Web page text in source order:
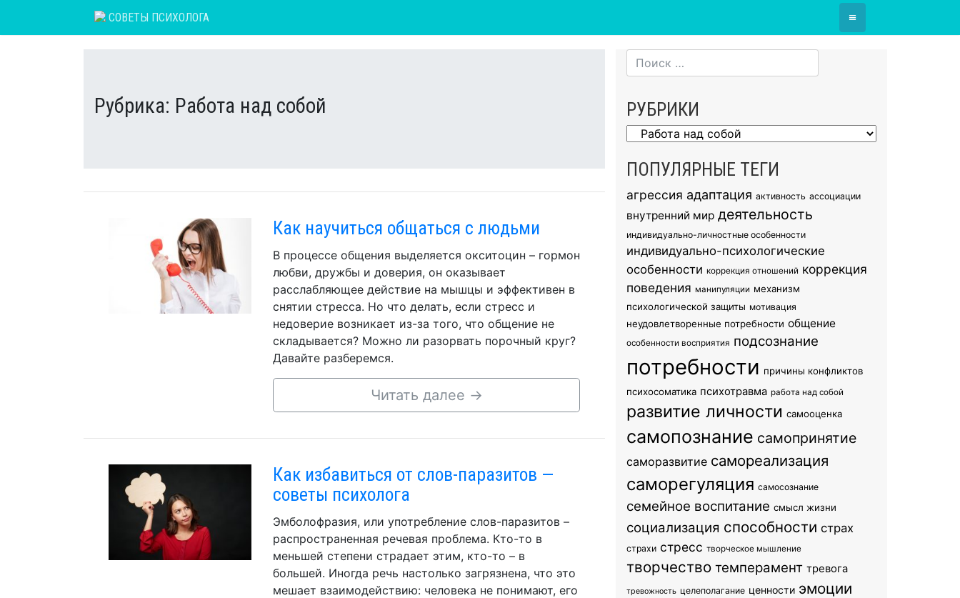
СОВЕТЫ ПСИХОЛОГА ≡
Рубрика: Работа над собой
Как научиться общаться с людьми
В процессе общения выделяется окситоцин – гормон
любви, дружбы и доверия, он оказывает
расслабляющее действие на мышцы и эффективен в
снятии стресса. Но что делать, если стресс и
недоверие возникает из-за того, что общение не
складывается? Можно ли разорвать порочный круг?
Давайте разберемся.
Читать далее →
Как избавиться от слов-паразитов —
советы психолога
Эмболофразия, или употребление слов-паразитов –
распространенная речевая проблема. Кто-то в
меньшей степени страдает этим, кто-то – в
большей. Иногда речь настолько загрязнена, что это
мешает взаимодействию: человека не понимают, его
РУБРИКИ
Рубрики
ПОПУЛЯРНЫЕ ТЕГИ
агрессия адаптация активность ассоциации
внутренний мир деятельность
индивидуально-личностные особенности
индивидуально-психологические
особенности коррекция отношений коррекция
поведения манипуляции механизм
психологической защиты мотивация
неудовлетворенные потребности общение
особенности восприятия подсознание
потребности причины конфликтов
психосоматика психотравма работа над собой
развитие личности самооценка
самопознание самопринятие
саморазвитие самореализация
саморегуляция самосознание
семейное воспитание смысл жизни
социализация способности страх
страхи стресс творческое мышление
творчество темперамент тревога
тревожность целеполагание ценности эмоции